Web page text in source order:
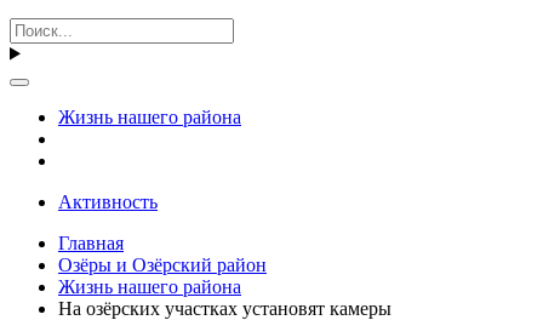
Жизнь нашего района
Активность
Главная
Озёры и Озёрский район
Жизнь нашего района
На озёрских участках установят камеры